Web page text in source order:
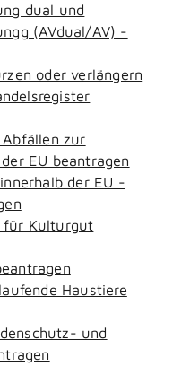
dual und
(AVdual/AV) -
oder verlängern
zur
EU beantragen
der EU -
für Kulturgut
Haustiere
und